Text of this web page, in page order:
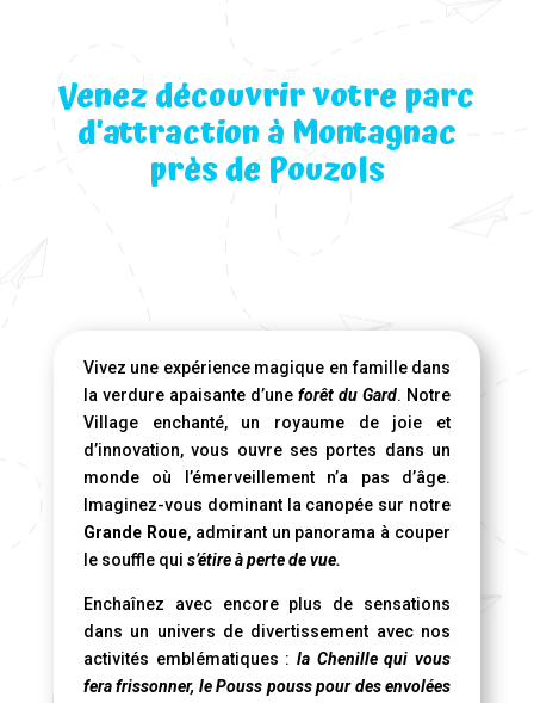
Venez découvrir votre parc
d’attraction à Montagnac
près de Pouzols
Vivez une expérience magique en famille dans
la verdure apaisante d’uneforêt du Gard. Notre
Village enchanté, un royaume de joie et
d’innovation, vous ouvre ses portes dans un
monde où l’émerveillement n’a pas d’âge.
Imaginez-vous dominant la canopée sur notre
Grande Roue, admirant un panorama à couper
le souffle qui s’étire à perte de vue.
Enchaînez avec encore plus de sensations
dans un univers de divertissement avec nos
activités emblématiques : la Chenille qui vous
fera frissonner, le Pouss pouss pour des envolées